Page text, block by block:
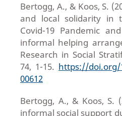
Bertogg, A., & Koos, S.
and local solidarity in
Covid-19 Pandemic
informal helping
Research in Social
74, 1-15. https://doi.org/
00612
Bertogg, A., & Koos, S.
informal social support